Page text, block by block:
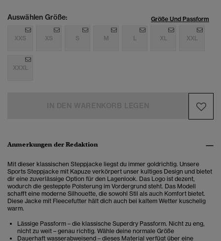
Auswählen Größe: Größe Und Passform
XXS XS S M L XL XXL
XXXL
Anmerkungen der Redaktion
Mit dieser klassischen Steppjacke liegst du immer goldrichtig. Unsere
Sports Steppjacke mit Kapuze verkörpert unser kultiges Design und bietet
dir eine zuverlässige Option für den Lagenlook. Das Logo ist dezent,
wodurch die gesteppte Polsterung im Vordergrund steht. Das Modell
schafft eine moderne Silhouette, die sowohl Stil als auch Komfort bietet.
Diese Jacke mit Fleecefutter hält dich auch bei kaltem Wetter kuschelig
warm.
Lässige Passform – die klassische Superdry Passform. Nicht zu eng,
nicht zu weit – genau richtig. Wähle deine normale Größe
Dauerhaft wasserabweisend – dieses Material verfügt über eine